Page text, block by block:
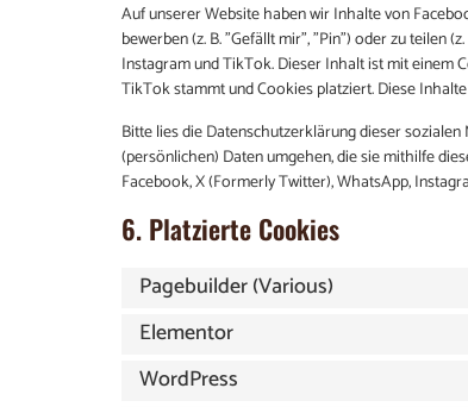
Auf unserer Website haben wir Inhalte von
bewerben (z. B. "Gefällt mir", "Pin") oder zu teilen
Instagram und TikTok. Dieser Inhalt ist mit einem
TikTok stammt und Cookies platziert. Diese
Bitte lies die Datenschutzerklärung dieser
(persönlichen) Daten umgehen, die sie mithilfe
Facebook, X (Formerly Twitter), WhatsApp,
6. Platzierte Cookies
Pagebuilder (Various)
Elementor
WordPress